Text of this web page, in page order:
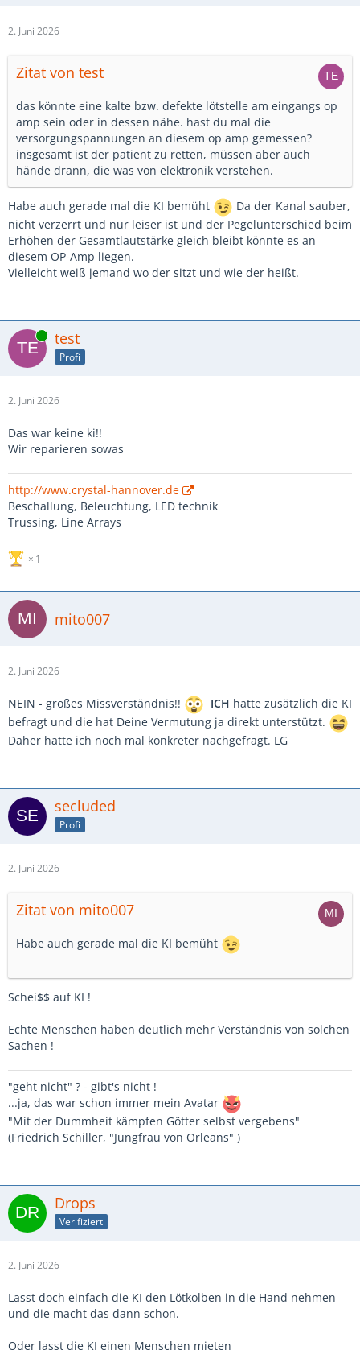
2. Juni 2026
Zitat von test
das könnte eine kalte bzw. defekte lötstelle am eingangs op
amp sein oder in dessen nähe. hast du mal die
versorgungspannungen an diesem op amp gemessen?
insgesamt ist der patient zu retten, müssen aber auch
hände drann, die was von elektronik verstehen.
Habe auch gerade mal die KI bemüht
Da der Kanal sauber,
nicht verzerrt und nur leiser ist und der Pegelunterschied beim
Erhöhen der Gesamtlautstärke gleich bleibt könnte es an
diesem OP-Amp liegen.
Vielleicht weiß jemand wo der sitzt und wie der heißt.
Online test
Profi
2. Juni 2026
Das war keine ki!!
Wir reparieren sowas
http://www.crystal-hannover.de
Beschallung, Beleuchtung, LED technik
Trussing, Line Arrays
1
mito007
2. Juni 2026
NEIN - großes Missverständnis!! ICH hatte zusätzlich die KI
befragt und die hat Deine Vermutung ja direkt unterstützt.
Daher hatte ich noch mal konkreter nachgefragt. LG
secluded
Profi
2. Juni 2026
Zitat von mito007
Habe auch gerade mal die KI bemüht
Schei$$ auf KI !
Echte Menschen haben deutlich mehr Verständnis von solchen
Sachen !
"geht nicht" ? - gibt's nicht !
...ja, das war schon immer mein Avatar
"Mit der Dummheit kämpfen Götter selbst vergebens"
(Friedrich Schiller, "Jungfrau von Orleans" )
Drops
Verifiziert
2. Juni 2026
Lasst doch einfach die KI den Lötkolben in die Hand nehmen
und die macht das dann schon.
Oder lasst die KI einen Menschen mieten